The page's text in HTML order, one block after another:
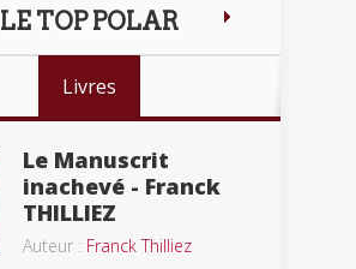
LE TOP POLAR
Livres
Le Manuscrit
inachevé - Franck
THILLIEZ
Auteur : Franck Thilliez